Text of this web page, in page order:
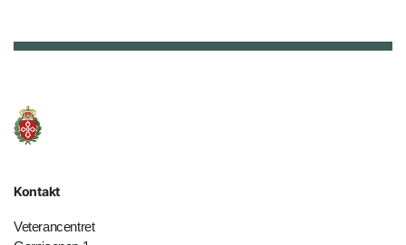
Kontakt
Veterancentret